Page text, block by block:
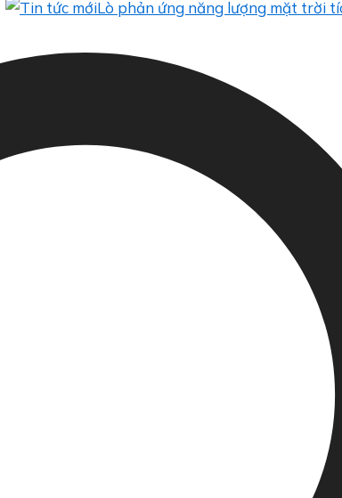
Lò phản ứng năng lượng mặt trời tích